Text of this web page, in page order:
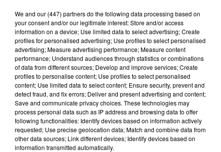
Vous pouvez donner de la voix en devenant choriste
pour un concert à venir au Colisée.
A LA UNE Voir plus
We and our (447) partnersdo the following data processing based on
your consent and/or our legitimate interest: Store and/or access
information on a device; Use limited data to select advertising; Create
profiles for personalised advertising; Use profiles to select personalised
advertising; Measure advertising performance; Measure content
performance; Understand audiences through statistics or combinations
of data from different sources; Develop and improve services; Create
profiles to personalise content; Use profiles to select personalised
content; Use limited data to select content; Ensure security, prevent and
detect fraud, and fix errors; Deliver and present advertising and content;
Save and communicate privacy choices. These technologies may
process personal data such as IP address and browsing data to offer
following functionalities: Identify devices based on information actively
requested; Use precise geolocation data; Match and combine data from
other data sources; Link different devices; Identify devices based on
information transmitted automatically.